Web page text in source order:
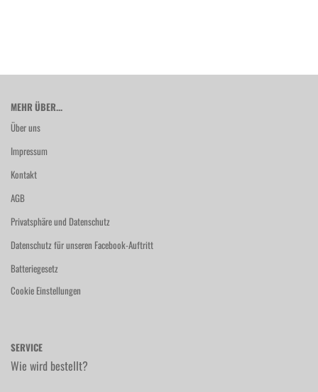
MEHR ÜBER...
Über uns
Impressum
Kontakt
AGB
Privatsphäre und Datenschutz
Datenschutz für unseren Facebook-Auftritt
Batteriegesetz
Cookie Einstellungen
SERVICE
Wie wird bestellt?